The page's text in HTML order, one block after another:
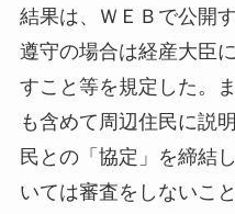
結果は、ＷＥＢで公開
遵守の場合は経産大臣
すこと等を規定した。
も含めて周辺住民に説
民との「協定」を締結
いては審査をしないこ